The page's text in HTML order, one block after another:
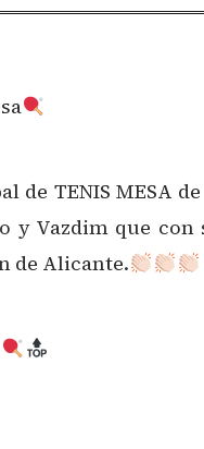
de TENIS MESA
y Vazdim que
de Alicante.